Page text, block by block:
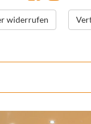
widerrufen